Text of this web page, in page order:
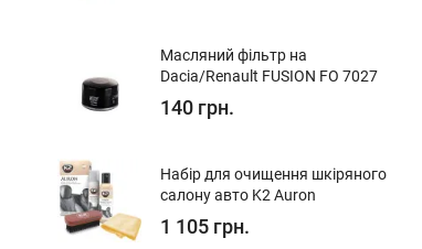
Масляний фільтр на
Dacia/Renault FUSION FO 7027
140 грн.
Набір для очищення шкіряного
салону авто K2 Auron
1 105 грн.